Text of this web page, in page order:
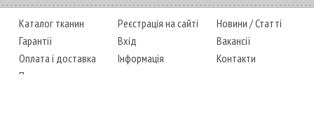
Каталог тканин
Гарантії
Оплата і доставка
Повернення товару
Реєстрація на сайті
Вхід
Інформація
Новини /Статті
Вакансії
Контакти